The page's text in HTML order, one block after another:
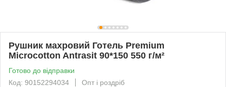
Рушник махровий Готель Premium
Microcotton Antrasit 90*150 550 г/м²
Готово до відправки
Код: 90152294034
Опт і роздріб